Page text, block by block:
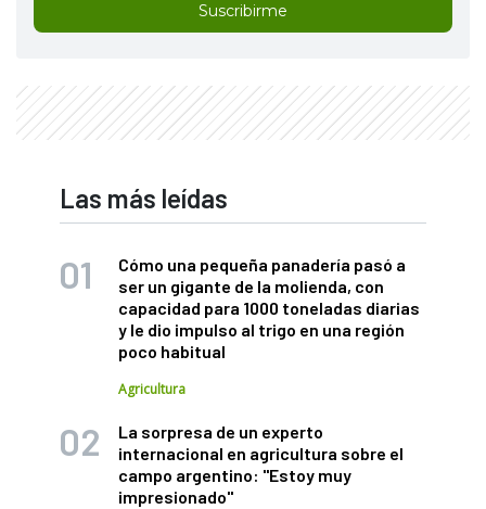
Suscribirme
Las más leídas
Cómo una pequeña panadería pasó a
ser un gigante de la molienda, con
capacidad para 1000 toneladas diarias
y le dio impulso al trigo en una región
poco habitual
Agricultura
La sorpresa de un experto
internacional en agricultura sobre el
campo argentino: "Estoy muy
impresionado"